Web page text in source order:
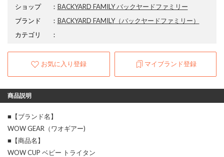
ショップ ： BACKYARD FAMILY バックヤードファミリー
ブランド
： BACKYARD FAMILY（バックヤードファミリー）
カテゴリ
：
お気に入り登録 マイブランド登録
商品説明
■【ブランド名】
WOW GEAR（ワオギアー)
■【商品名】
WOW CUP ベビー トライタン